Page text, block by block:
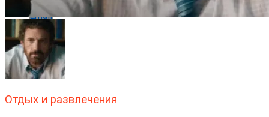
Email
Отдых и развлечения